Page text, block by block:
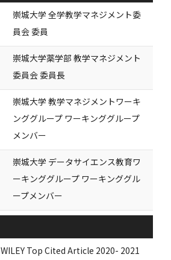
崇城大学 全学教学マネジメント委
員会 委員
崇城大学薬学部 教学マネジメント
委員会 委員長
崇城大学 教学マネジメントワーキ
ンググループ ワーキンググループ
メンバー
崇城大学 データサイエンス教育ワ
ーキンググループ ワーキンググル
ープメンバー
WILEY Top Cited Article 2020- 2021